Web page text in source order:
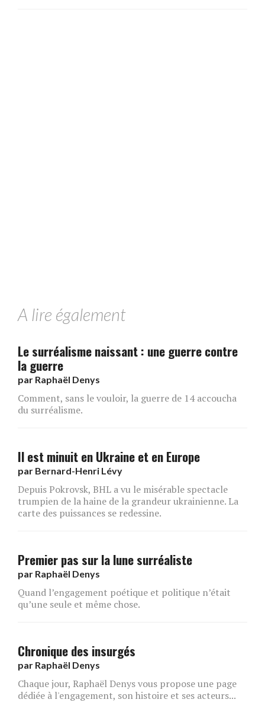
A lire également
Le surréalisme naissant : une guerre contre
la guerre
par Raphaël Denys
Comment, sans le vouloir, la guerre de 14 accoucha
du surréalisme.
Il est minuit en Ukraine et en Europe
par Bernard-Henri Lévy
Depuis Pokrovsk, BHL a vu le misérable spectacle
trumpien de la haine de la grandeur ukrainienne. La
carte des puissances se redessine.
Premier pas sur la lune surréaliste
par Raphaël Denys
Quand l’engagement poétique et politique n’était
qu’une seule et même chose.
Chronique des insurgés
par Raphaël Denys
Chaque jour, Raphaël Denys vous propose une page
dédiée à l'engagement, son histoire et ses acteurs...